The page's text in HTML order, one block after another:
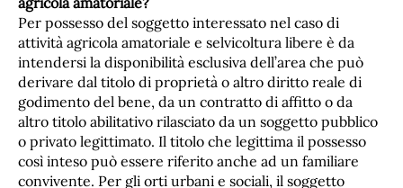
Per possesso del soggetto interessato nel caso di
attività agricola amatoriale e selvicoltura libere è da
intendersi la disponibilità esclusiva dell’area che può
derivare dal titolo di proprietà o altro diritto reale di
godimento del bene, da un contratto di affitto o da
altro titolo abilitativo rilasciato da un soggetto pubblico
o privato legittimato. Il titolo che legittima il possesso
così inteso può essere riferito anche ad un familiare
convivente. Per gli orti urbani e sociali, il soggetto